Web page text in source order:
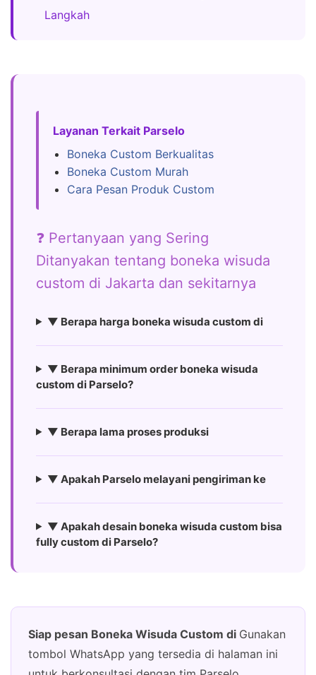
Langkah
Layanan Terkait Parselo
Boneka Custom Berkualitas
Boneka Custom Murah
Cara Pesan Produk Custom
❓ Pertanyaan yang Sering
Ditanyakan tentang boneka wisuda
custom di Jakarta dan sekitarnya
▼ Berapa harga boneka wisuda custom di
▼ Berapa minimum order boneka wisuda
custom di Parselo?
▼ Berapa lama proses produksi
▼ Apakah Parselo melayani pengiriman ke
▼ Apakah desain boneka wisuda custom bisa
fully custom di Parselo?
Siap pesan Boneka Wisuda Custom di Gunakan
tombol WhatsApp yang tersedia di halaman ini